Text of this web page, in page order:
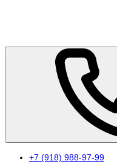
+7 (918) 988-97-99